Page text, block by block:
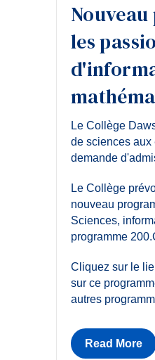
les
Le Collège
de sciences aux
demande
Le Collège
nouveau
Sciences,
programme
Cliquez sur le
sur ce
autres
Read More